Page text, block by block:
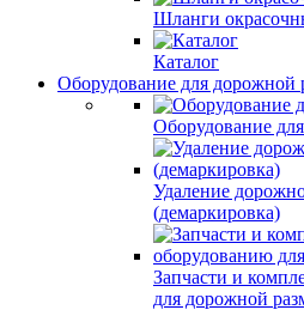
Шланги
Каталог
Оборудование для дорожной
Оборудование
Удаление
(демаркировка)
Запчасти и
для дорожной